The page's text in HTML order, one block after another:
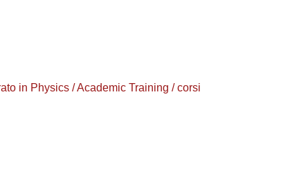
in Physics / Academic Training / corsi